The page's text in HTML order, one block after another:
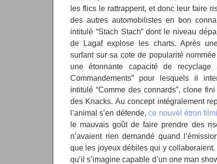
les flics le rattrappent, et donc leur faire
des autres automobilistes en bon
intitulé “Stach Stach” dont le niveau
de Lagaf explose les charts. Après
surfant sur sa cote de popularité
une étonnante capacité de recyclage
Commandements” pour lesquels il
intitulé “Comme des connards”, clone
des Knacks. Au concept intégralement
l’animal s’en défende,ce nouvel étron
le mauvais goût de faire prendre des
n’avaient rien demandé quand
que les joyeux débiles qui y
qu’il s’imagine capable d’un one man